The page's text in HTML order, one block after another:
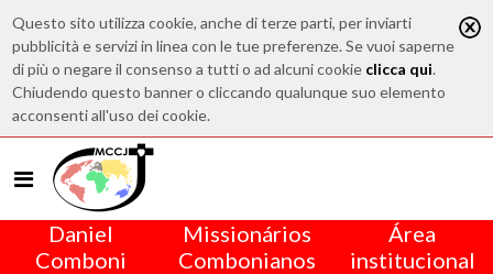
Questo sito utilizza cookie, anche di terze parti, per inviarti
pubblicità e servizi in linea con le tue preferenze. Se vuoi saperne
di più o negare il consenso a tutti o ad alcuni cookie clicca qui.
Chiudendo questo banner o cliccando qualunque suo elemento
acconsenti all'uso dei cookie.
Daniel
Comboni
Missionários
Combonianos
Área
institucional